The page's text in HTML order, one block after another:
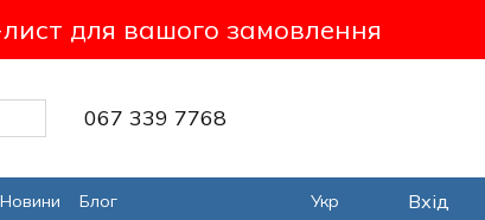
для вашого замовлення
067 339 7768
Новини
Блог
Укр Вхід